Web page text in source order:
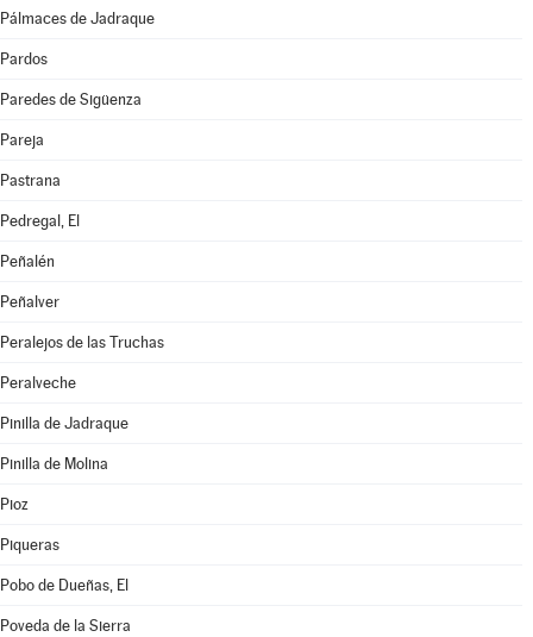
Pálmaces de Jadraque
Pardos
Paredes de Sigüenza
Pareja
Pastrana
Pedregal, El
Peñalén
Peñalver
Peralejos de las Truchas
Peralveche
Pinilla de Jadraque
Pinilla de Molina
Pioz
Piqueras
Pobo de Dueñas, El
Poveda de la Sierra